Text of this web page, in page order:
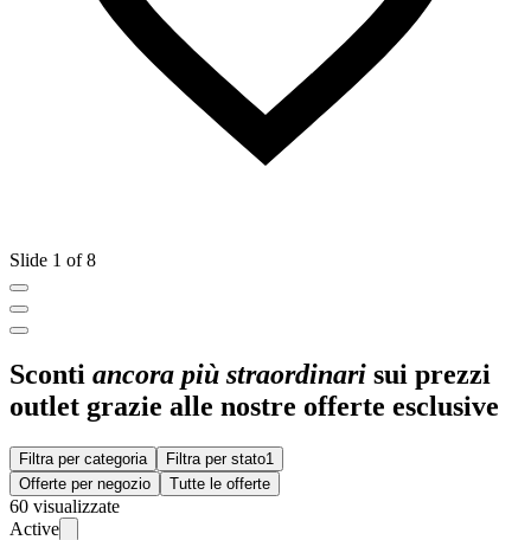
Slide 1 of 8
Sconti ancora più straordinari sui prezzi
outlet grazie alle nostre offerte esclusive
Filtra per categoria Filtra per stato1
Offerte per negozio
Tutte le offerte
60 visualizzate
Active